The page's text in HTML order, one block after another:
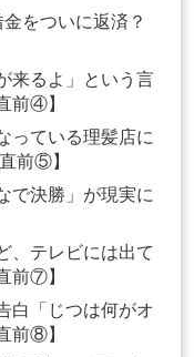
をついに返済？
来るよ」という言
前④】
っている理髪店に
前⑤】
で決勝」が現実に
、テレビには出て
前⑦】
白「じつは何がオ
前⑧】